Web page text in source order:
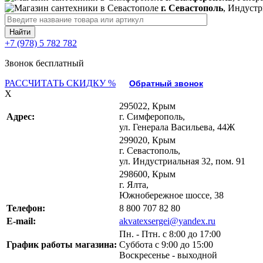
г. Севастополь,
+7 (978) 5 782 782
Звонок бесплатный
РАССЧИТАТЬ СКИДКУ %
Обратный звонок
X
Адрес:
295022, Крым
г. Симферополь,
ул. Генерала Васильева, 44Ж
299020, Крым
г. Севастополь,
ул. Индустриальная 32, пом. 91
298600, Крым
г. Ялта,
Южнобережное шоссе, 38
Телефон:
8 800 707 82 80
E-mail:
akvatexsergei@yandex.ru
График работы магазина:
Пн. - Птн. с 8:00 до 17:00
Суббота с 9:00 до 15:00
Воскресенье - выходной